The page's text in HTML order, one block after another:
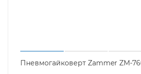
Пневмогайковерт Zammer ZM-